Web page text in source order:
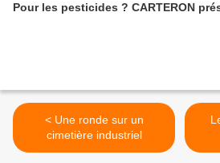
Pour les pesticides ?
< Une ronde sur un
cimetière industriel